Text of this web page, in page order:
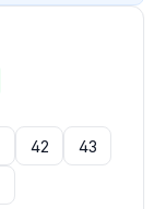
42 43